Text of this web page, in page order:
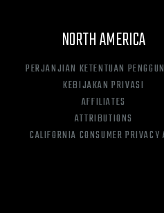
NORTH AMERICA
PERJANJIAN KETENTUAN
KEBIJAKAN PRIVASI
AFFILIATES
ATTRIBUTIONS
CALIFORNIA CONSUMER PRIVACY